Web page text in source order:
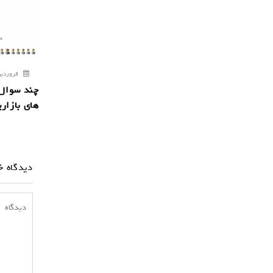
ه
فروردین 27,
چند
های
دیدگاه